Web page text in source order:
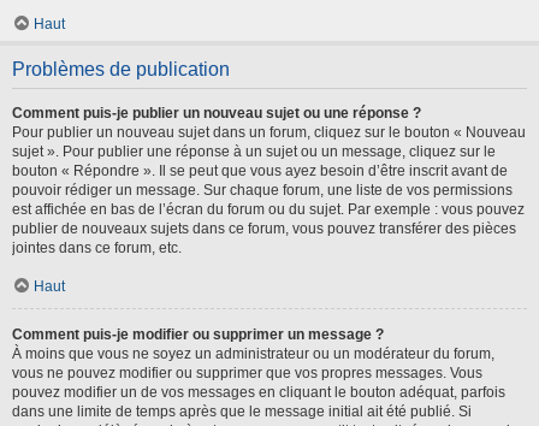
Haut
Problèmes de publication
Comment puis-je publier un nouveau sujet ou une réponse ?
Pour publier un nouveau sujet dans un forum, cliquez sur le bouton « Nouveau
sujet ». Pour publier une réponse à un sujet ou un message, cliquez sur le
bouton « Répondre ». Il se peut que vous ayez besoin d’être inscrit avant de
pouvoir rédiger un message. Sur chaque forum, une liste de vos permissions
est affichée en bas de l’écran du forum ou du sujet. Par exemple : vous pouvez
publier de nouveaux sujets dans ce forum, vous pouvez transférer des pièces
jointes dans ce forum, etc.
Haut
Comment puis-je modifier ou supprimer un message ?
À moins que vous ne soyez un administrateur ou un modérateur du forum,
vous ne pouvez modifier ou supprimer que vos propres messages. Vous
pouvez modifier un de vos messages en cliquant le bouton adéquat, parfois
dans une limite de temps après que le message initial ait été publié. Si